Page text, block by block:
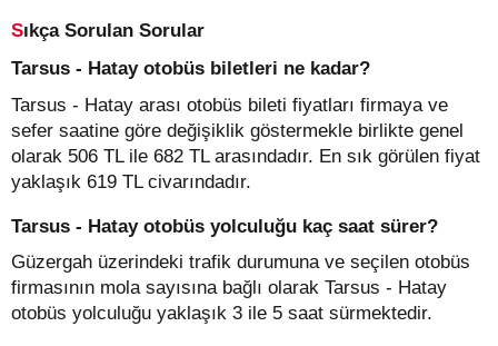
Sıkça Sorulan Sorular
Tarsus - Hatay otobüs biletleri ne kadar?
Tarsus - Hatay arası otobüs bileti fiyatları firmaya ve
sefer saatine göre değişiklik göstermekle birlikte genel
olarak 506 TL ile 682 TL arasındadır. En sık görülen fiyat
yaklaşık 619 TL civarındadır.
Tarsus - Hatay otobüs yolculuğu kaç saat sürer?
Güzergah üzerindeki trafik durumuna ve seçilen otobüs
firmasının mola sayısına bağlı olarak Tarsus - Hatay
otobüs yolculuğu yaklaşık 3 ile 5 saat sürmektedir.